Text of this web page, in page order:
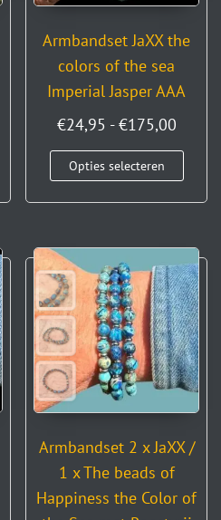
Armbandset JaXX the
colors of the sea
Imperial Jasper AAA
€24,95 - €175,00
Opties selecteren
Armbandset 2 x JaXX /
1 x The beads of
Happiness the Color of